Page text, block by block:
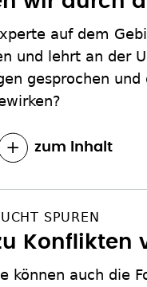
auf dem
und lehrt an der
gesprochen
zum Inhalt
SPUREN
Konflikten
können auch die